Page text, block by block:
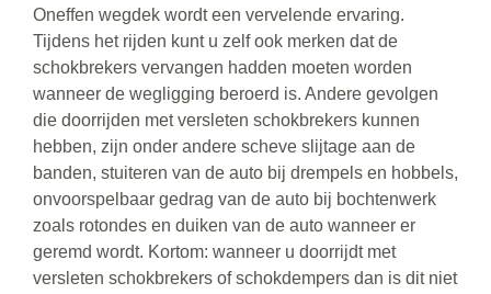
Oneffen wegdek wordt een vervelende ervaring.
Tijdens het rijden kunt u zelf ook merken dat de
schokbrekers vervangen hadden moeten worden
wanneer de wegligging beroerd is. Andere gevolgen
die doorrijden met versleten schokbrekers kunnen
hebben, zijn onder andere scheve slijtage aan de
banden, stuiteren van de auto bij drempels en hobbels,
onvoorspelbaar gedrag van de auto bij bochtenwerk
zoals rotondes en duiken van de auto wanneer er
geremd wordt. Kortom: wanneer u doorrijdt met
versleten schokbrekers of schokdempers dan is dit niet